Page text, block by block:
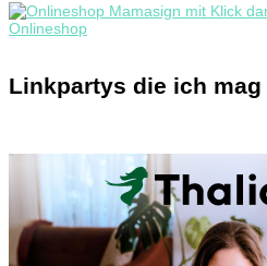
Linkpartys die ich mag